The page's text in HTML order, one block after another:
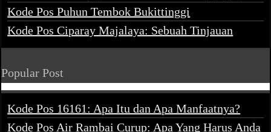
Kode Pos Puhun Tembok Bukittinggi
Kode Pos Ciparay Majalaya: Sebuah Tinjauan
Popular Post
Kode Pos 16161: Apa Itu dan Apa Manfaatnya?
Kode Pos Air Rambai Curup: Apa Yang Harus Anda